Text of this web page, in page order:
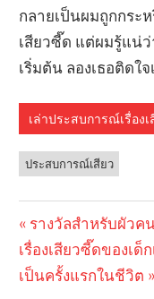
กลายเป็นผมถูกกระ
เสียวซี๊ด แต่ผมรู้แน่ว่
เริ่มต้น ลองเธอติดใ
เล่าประสบการณ์เรื่องเ
ประสบการณ์เสียว
Post
navigation
Previous
Post:
รางวัลสำหรับผัวค
Next
Post:
เรื่องเสียวซี๊ดของเ
เป็นครั้งแรกในชีวิต